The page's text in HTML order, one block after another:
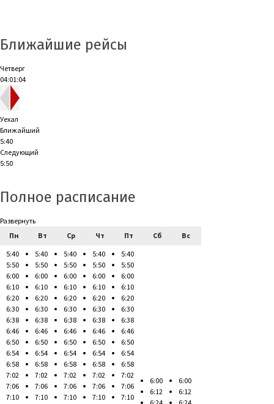
Ближайшие рейсы
Четверг
04:01:04
Уехал
Ближайший
5:40
Следующий
5:50
Полное расписание
Развернуть
Пн
Вт Ср Чт Пт Сб
Вс
5:40
5:50
6:00
6:10
6:20
6:30
6:38
6:46
6:50
6:54
6:58
7:02
7:06
7:10
5:40
5:50
6:00
6:10
6:20
6:30
6:38
6:46
6:50
6:54
6:58
7:02
7:06
7:10
5:40
5:50
6:00
6:10
6:20
6:30
6:38
6:46
6:50
6:54
6:58
7:02
7:06
7:10
5:40
5:50
6:00
6:10
6:20
6:30
6:38
6:46
6:50
6:54
6:58
7:02
7:06
7:10
5:40
5:50
6:00
6:10
6:20
6:30
6:38
6:46
6:50
6:54
6:58
7:02
7:06
7:10
6:00
6:12
6:00
6:12